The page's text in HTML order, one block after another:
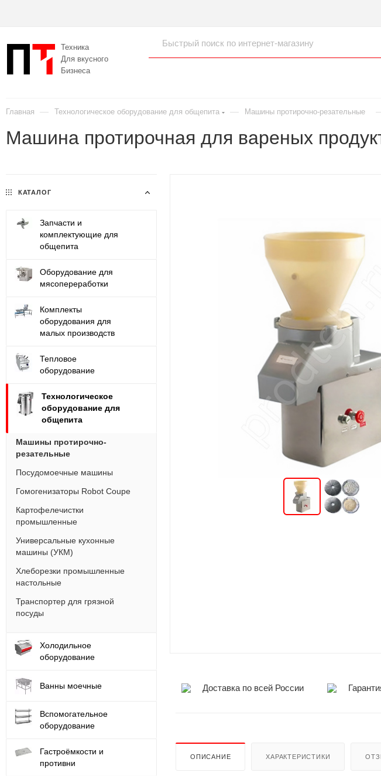
Техника
Для вкусного
Бизнеса
Главная — Технологическое оборудование для общепита — Машины протирочно-резательные
Машина протирочная для вареных
Доставка по всей России
ОПИСАНИЕ ХАРАКТЕРИСТИКИ
КАТАЛОГ
Запчасти и
комплектующие для
общепита
Оборудование для
мясопереработки
Комплекты
оборудования для
малых производств
Тепловое
оборудование
Технологическое
оборудование для
общепита
Машины протирочно-
резательные
Посудомоечные машины
Гомогенизаторы Robot Coupe
Картофелечистки
промышленные
Универсальные кухонные
машины (УКМ)
Хлеборезки промышленные
настольные
Транспортер для грязной
посуды
Холодильное
оборудование
Ванны моечные
Вспомогательное
оборудование
Гастроёмкости и
противни